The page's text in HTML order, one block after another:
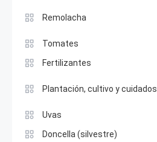
Remolacha
Tomates
Fertilizantes
Plantación, cultivo y cuidados
Uvas
Doncella (silvestre)